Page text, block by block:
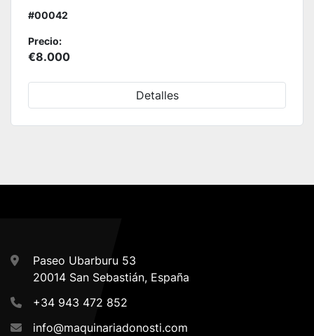
#00042
Precio:
€8.000
Detalles
Paseo Ubarburu 53
20014 San Sebastián, España
+34 943 472 852
info@maquinariadonosti.com